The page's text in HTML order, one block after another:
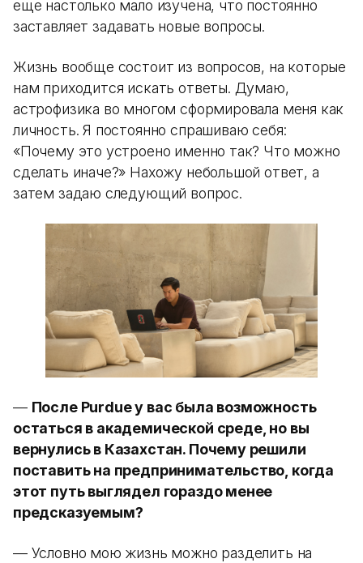
еще настолько мало изучена, что постоянно
заставляет задавать новые вопросы.
Жизнь вообще состоит из вопросов, на которые
нам приходится искать ответы. Думаю,
астрофизика во многом сформировала меня как
личность. Я постоянно спрашиваю себя:
«Почему это устроено именно так? Что можно
сделать иначе?» Нахожу небольшой ответ, а
затем задаю следующий вопрос.
— После Purdue у вас была возможность
остаться в академической среде, но вы
вернулись в Казахстан. Почему решили
поставить на предпринимательство, когда
этот путь выглядел гораздо менее
предсказуемым?
— Условно мою жизнь можно разделить на